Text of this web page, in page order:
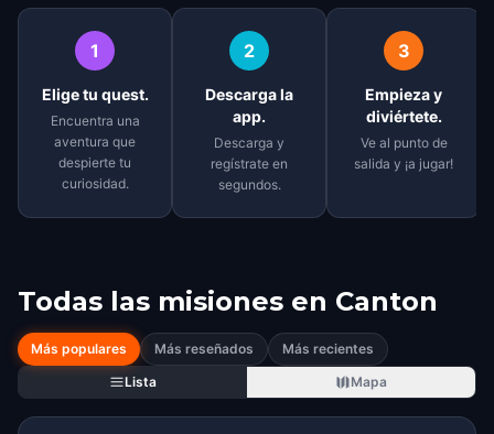
1
Elige tu quest.
Encuentra una
aventura que
despierte tu
curiosidad.
2
Descarga la
app.
Descarga y
regístrate en
segundos.
3
Empieza y
diviértete.
Ve al punto de
salida y ¡a jugar!
Todas las misiones en Canton
Más populares Más reseñados
Más recientes
Lista
Mapa